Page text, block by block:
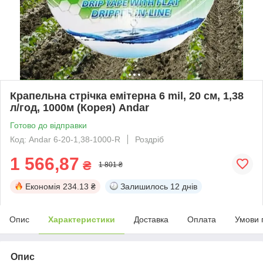
Крапельна стрічка емітерна 6 mil, 20 см, 1,38
л/год, 1000м (Корея) Andar
Готово до відправки
Код: Andar 6-20-1,38-1000-R
Роздріб
1 566,87 ₴ 1 801 ₴
Економія 234.13 ₴ Залишилось 12 днів
Опис Характеристики Доставка Оплата Умови
Опис